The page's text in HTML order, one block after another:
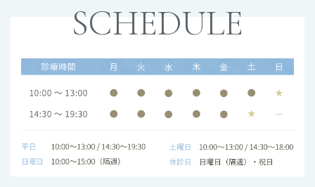
SCHEDULE